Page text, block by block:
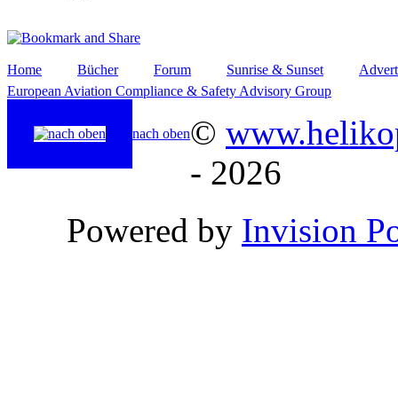
Home Bücher Forum Sunrise & Sunset
European Aviation Compliance & Safety Advisory Group
nach oben©
- 2026
Powered by Invision